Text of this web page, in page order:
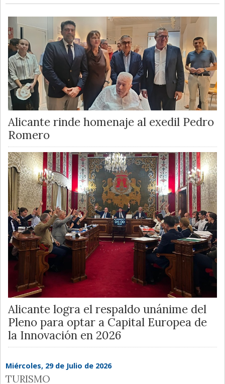
Alicante rinde homenaje al exedil Pedro
Romero
Alicante logra el respaldo unánime del
Pleno para optar a Capital Europea de
la Innovación en 2026
Miércoles, 29 de Julio de 2026
TURISMO